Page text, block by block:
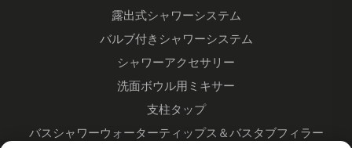
露出式シャワーシステム
バルブ付きシャワーシステム
シャワーアクセサリー
洗面ボウル用ミキサー
支柱タップ
バスシャワーウォーターティップス＆バスタブフィラー